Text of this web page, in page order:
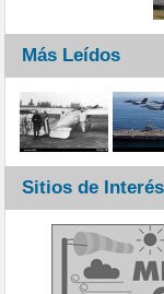
Más Leídos
Sitios de Interés